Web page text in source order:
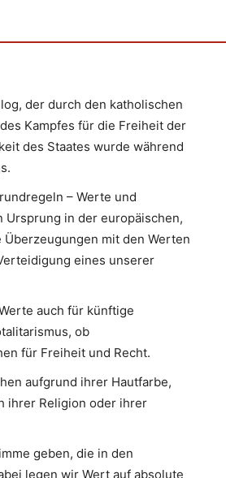
der durch den katholischen
Kampfes für die Freiheit der
des Staates wurde während
– Werte und
in der europäischen,
mit den Werten
eines unserer
auch für künftige
ob
für Freiheit und Recht.
aufgrund ihrer Hautfarbe,
ihrer Religion oder ihrer
geben, die in den
legen wir Wert auf absolute